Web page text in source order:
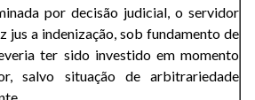
por decisão judicial, o servidor
jus a indenização, sob fundamento de
ter sido investido em momento
salvo situação de arbitrariedade